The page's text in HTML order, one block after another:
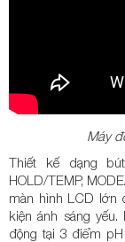
Máy
Thiết kế dạng
HOLD/TEMP,
màn hình LCD lớn
kiện ánh sáng
động tại 3 điểm